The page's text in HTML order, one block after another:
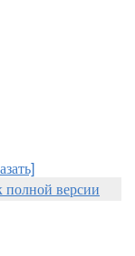
полной версии